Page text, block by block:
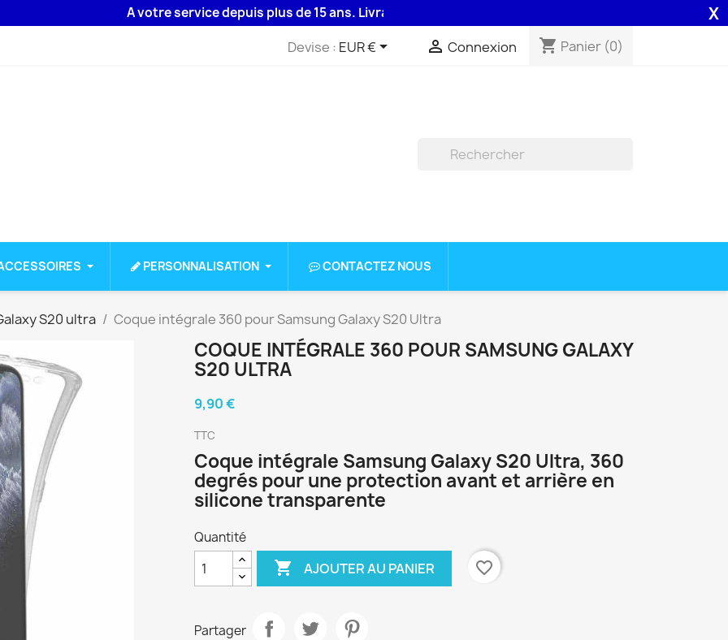
A votre service depuis plus de 15 ans. Livraison 48H assurée par la Poste . X
Devise : EUR €  Connexion shopping_cart Panier (0)
PERSONNALISATION CONTACTEZ NOUS
S20 ultra Coque intégrale 360 pour Samsung Galaxy S20 Ultra
COQUE INTÉGRALE 360 POUR SAMSUNG GALAXY
S20 ULTRA
9,90 €
TTC
Coque intégrale Samsung Galaxy S20 Ultra, 360
degrés pour une protection avant et arrière en
silicone transparente
Quantité
 AJOUTER AU PANIER favorite_border
Partager